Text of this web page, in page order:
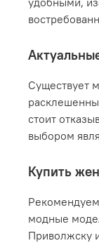
Существует
стоит
выбором
Купить
модные
Приволжску